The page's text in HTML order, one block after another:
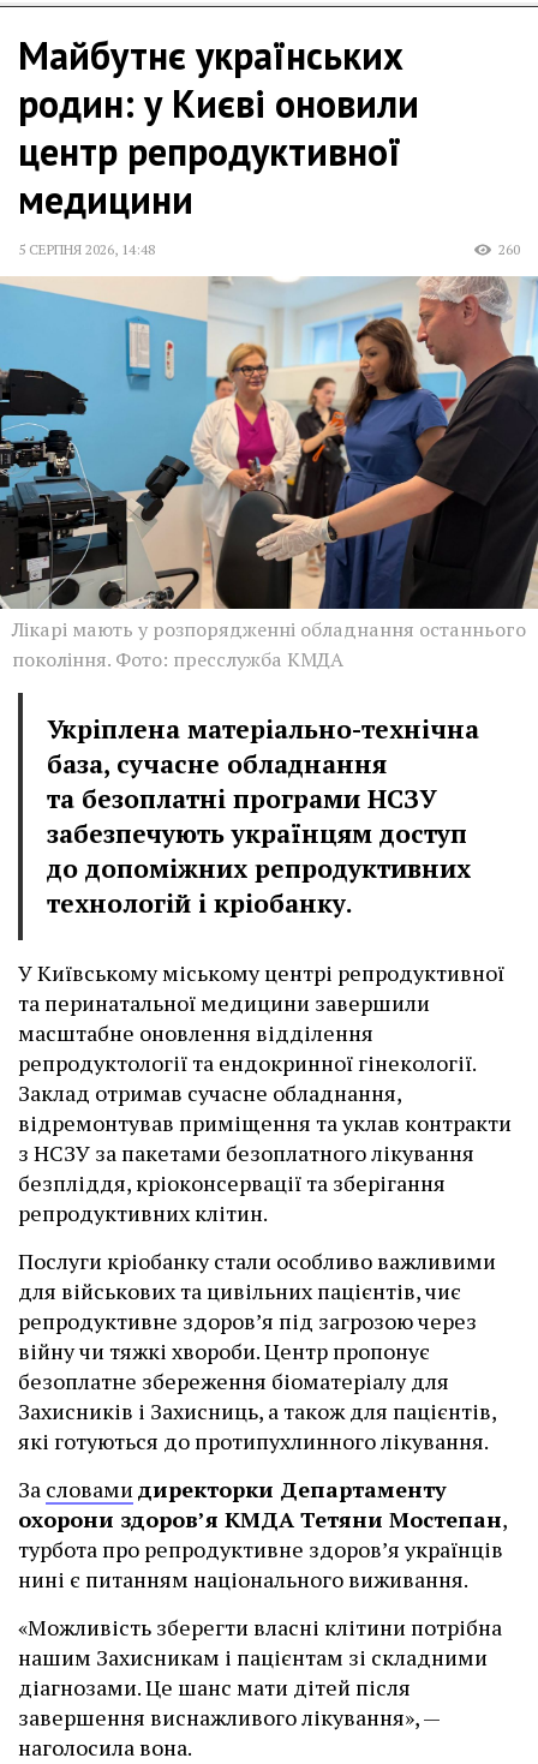
Майбутнє українських
родин: у Києві оновили
центр репродуктивної
медицини
5 СЕРПНЯ 2026, 14:48 260
Лікарі мають у розпорядженні обладнання останнього
покоління. Фото: пресслужба КМДА
Укріплена матеріально-технічна
база, сучасне обладнання
та безоплатні програми НСЗУ
забезпечують українцям доступ
до допоміжних репродуктивних
технологій і кріобанку.
У Київському міському центрі репродуктивної
та перинатальної медицини завершили
масштабне оновлення відділення
репродуктології та ендокринної гінекології.
Заклад отримав сучасне обладнання,
відремонтував приміщення та уклав контракти
з НСЗУ за пакетами безоплатного лікування
безпліддя, кріоконсервації та зберігання
репродуктивних клітин.
Послуги кріобанку стали особливо важливими
для військових та цивільних пацієнтів, чиє
репродуктивне здоров’я під загрозою через
війну чи тяжкі хвороби. Центр пропонує
безоплатне збереження біоматеріалу для
Захисників і Захисниць, а також для пацієнтів,
які готуються до протипухлинного лікування.
За словамидиректорки Департаменту
охорони здоров’я КМДА Тетяни Мостепан,
турбота про репродуктивне здоров’я українців
нині є питанням національного виживання.
«Можливість зберегти власні клітини потрібна
нашим Захисникам і пацієнтам зі складними
діагнозами. Це шанс мати дітей після
завершення виснажливого лікування», —
наголосила вона.